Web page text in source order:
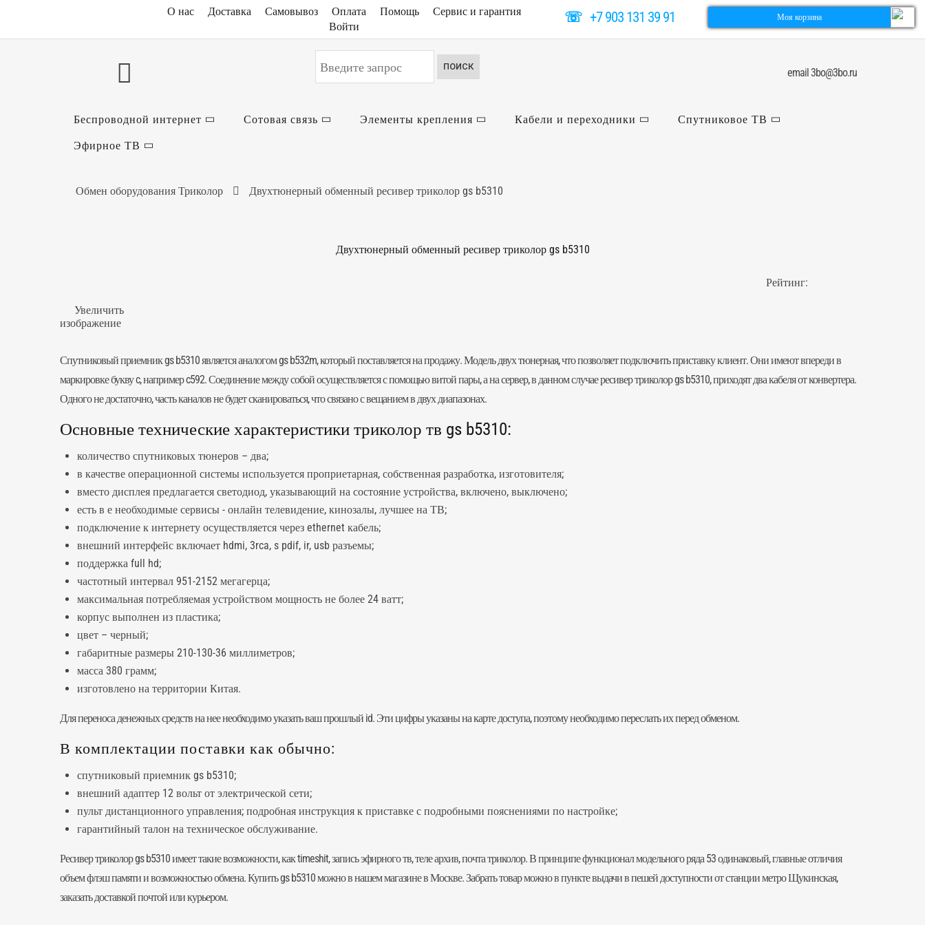
О нас Доставка Самовывоз Оплата Помощь
Сервис и гарантия
Войти
☏+7 903 131 39 91 Моя корзина
ПОИСК email 3bo@3bo.ru
Беспроводной интернет Сотовая связь Элементы крепления Кабели и переходники
Спутниковое ТВ
Эфирное ТВ
Обмен оборудования Триколор Двухтюнерный обменный ресивер триколор gs b5310
Двухтюнерный обменный ресивер триколор gs b5310
Рейтинг:
Увеличить
изображение
Спутниковый приемник gs b5310 является аналогом gs b532m, который поставляется на продажу. Модель двух тюнерная, что позволяет подключить приставку клиент. Они имеют впереди в
маркировке букву c, напримерc592. Соединение между собой осуществляется с помощью витой пары, а на сервер, в данном случае ресивер триколор gs b5310, приходят два кабеля от конвертера.
Одного не достаточно, часть каналов не будет сканироваться, что связано с вещанием в двух диапазонах.
Основные технические характеристики триколор тв gs b5310:
количество спутниковых тюнеров – два;
в качестве операционной системы используется проприетарная, собственная разработка, изготовителя;
вместо дисплея предлагается светодиод, указывающий на состояние устройства, включено, выключено;
есть в е необходимые сервисы - онлайн телевидение, кинозалы, лучшее на ТВ;
подключение к интернету осуществляется через ethernet кабель;
внешний интерфейс включает hdmi, 3rca, s pdif, ir, usb разъемы;
поддержка full hd;
частотный интервал 951-2152 мегагерца;
максимальная потребляемая устройством мощность не более 24 ватт;
корпус выполнен из пластика;
цвет – черный;
габаритные размеры 210-130-36 миллиметров;
масса 380 грамм;
изготовлено на территории Китая.
Для переноса денежных средств на нее необходимо указать ваш прошлый id. Эти цифры указаны на карте доступа, поэтому необходимо переслать их перед обменом.
В комплектации поставки как обычно:
спутниковый приемник gs b5310;
внешний адаптер 12 вольт от электрической сети;
пульт дистанционного управления; подробная инструкция к приставке с подробными пояснениями по настройке;
гарантийный талон на техническое обслуживание.
Ресивер триколорgs b5310 имеет такие возможности, как timeshit, запись эфирного тв, теле архив, почта триколор. В принципе функционал модельного ряда 53 одинаковый, главные отличия
объем флэш памяти и возможностью обмена. Купить gs b5310 можно в нашем магазине в Москве. Забрать товар можно в пункте выдачи в пешей доступности от станции метро Щукинская,
заказать доставкой почтой или курьером.